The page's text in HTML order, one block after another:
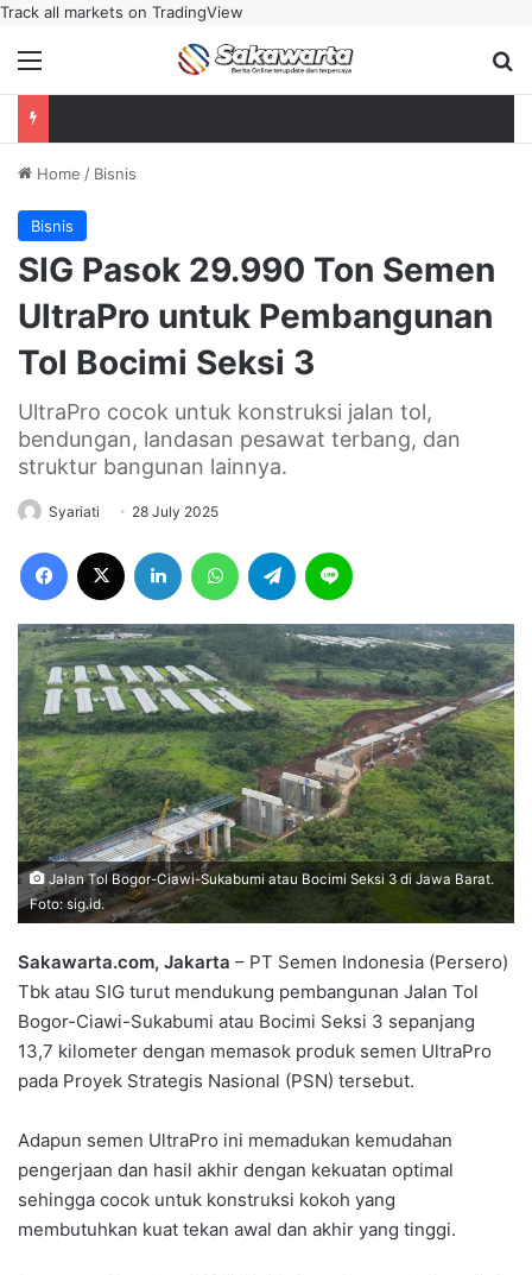
Track all markets on TradingView
Menu
Home / Bisnis
Bisnis
‎SIG Pasok 29.990 Ton Semen
UltraPro untuk Pembangunan
Tol Bocimi Seksi 3
UltraPro cocok untuk konstruksi jalan tol,
bendungan, landasan pesawat terbang, dan
struktur bangunan lainnya.
Syariati 28 July 2025
Facebook LinkedIn WhatsAppTelegram
Jalan Tol Bogor-Ciawi-Sukabumi atau Bocimi Seksi 3 di Jawa Barat.
Foto: sig.id.
‎Sakawarta.com, Jakarta – PT Semen Indonesia (Persero)
Tbk atau SIG turut mendukung pembangunan Jalan Tol
Bogor-Ciawi-Sukabumi atau Bocimi Seksi 3 sepanjang
13,7 kilometer dengan memasok produk semen UltraPro
pada Proyek Strategis Nasional (PSN) tersebut.
‎Adapun semen UltraPro ini memadukan kemudahan
pengerjaan dan hasil akhir dengan kekuatan optimal
sehingga cocok untuk konstruksi kokoh yang
membutuhkan kuat tekan awal dan akhir yang tinggi.